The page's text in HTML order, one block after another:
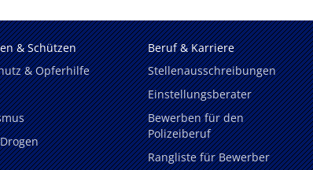
& Schützen
& Opferhilfe
Beruf & Karriere
Stellenausschreibungen
Einstellungsberater
Bewerben für den
Polizeiberuf
Rangliste für Bewerber